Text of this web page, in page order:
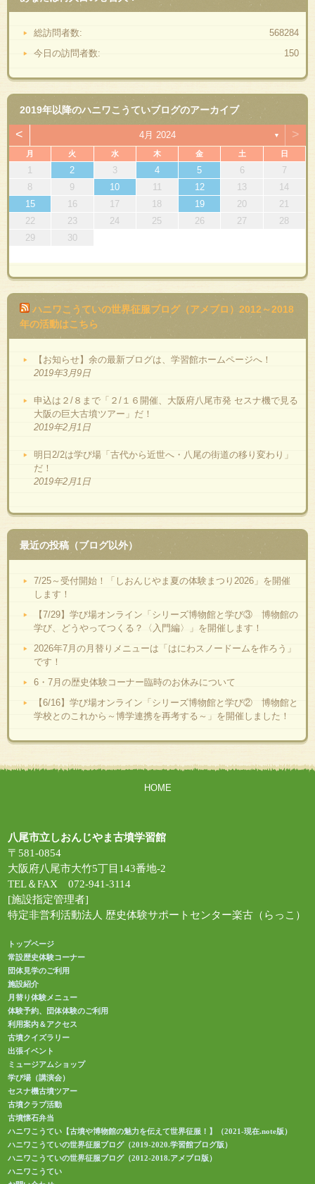
568284
総訪問者数:
150
今日の訪問者数:
2019年以降のハニワこうていブログのアーカイブ
< 4月 2024 ▼ >
月 火 水 木 金 土 日
1 2 3 4 5 6
7
8
9 10 11 12 13
14
15
16 17 18 19 20
21
22
23 24 25 26 27
28
29
30
ハニワこうていの世界征服ブログ（アメブロ）2012～2018
年の活動はこちら
【お知らせ】余の最新ブログは、学習館ホームページへ！
2019年3月9日
申込は２/８まで「２/１６開催、大阪府八尾市発 セスナ機で見る
大阪の巨大古墳ツアー」だ！
2019年2月1日
明日2/2は学び場「古代から近世へ・八尾の街道の移り変わり」
だ！
2019年2月1日
最近の投稿（ブログ以外）
7/25～受付開始！「しおんじやま夏の体験まつり2026」を開催
します！
【7/29】学び場オンライン「シリーズ博物館と学び③ 博物館の
学び、どうやってつくる？〈入門編〉」を開催します！
2026年7月の月替りメニューは「はにわスノードームを作ろう」
です！
6・7月の歴史体験コーナー臨時のお休みについて
【6/16】学び場オンライン「シリーズ博物館と学び② 博物館と
学校とのこれから～博学連携を再考する～」を開催しました！
HOME
八尾市立しおんじやま古墳学習館
〒581-0854
大阪府八尾市大竹5丁目143番地-2
TEL＆FAX 072-941-3114
[施設指定管理者]
特定非営利活動法人 歴史体験サポートセンター楽古（らっこ）
トップページ
常設歴史体験コーナー
団体見学のご利用
施設紹介
月替り体験メニュー
体験予約、団体体験のご利用
利用案内＆アクセス
古墳クイズラリー
出張イベント
ミュージアムショップ
学び場（講演会）
セスナ機古墳ツアー
古墳クラブ活動
古墳懐石弁当
ハニワこうてい【古墳や博物館の魅力を伝えて世界征服！】（2021-現在.note版）
ハニワこうていの世界征服ブログ（2019-2020.学習館ブログ版）
ハニワこうていの世界征服ブログ（2012-2018.アメブロ版）
ハニワこうてい